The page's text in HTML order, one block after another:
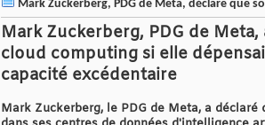
Mark Zuckerberg, PDG de Meta, déclare que
Mark Zuckerberg, PDG de
cloud computing si elle
capacité excédentaire
Mark Zuckerberg, le PDG de Meta, a